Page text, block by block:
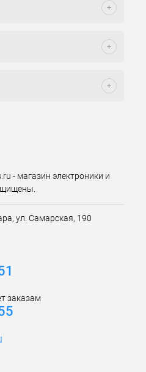
- магазин электроники и
ул. Самарская, 190
заказам